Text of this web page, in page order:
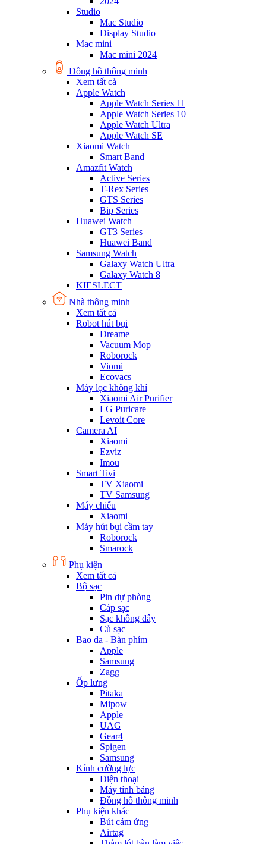
Studio
Mac Studio
Display Studio
Mac mini
Mac mini 2024
Đồng hồ thông minh
Xem tất cả
Apple Watch
Apple Watch Series 11
Apple Watch Series 10
Apple Watch Ultra
Apple Watch SE
Xiaomi Watch
Smart Band
Amazfit Watch
Active Series
T-Rex Series
GTS Series
Bip Series
Huawei Watch
GT3 Series
Huawei Band
Samsung Watch
Galaxy Watch Ultra
Galaxy Watch 8
KIESLECT
Nhà thông minh
Xem tất cả
Robot hút bụi
Dreame
Vacuum Mop
Roborock
Viomi
Ecovacs
Máy lọc không khí
Xiaomi Air Purifier
LG Puricare
Levoit Core
Camera AI
Xiaomi
Ezviz
Imou
Smart Tivi
TV Xiaomi
TV Samsung
Máy chiếu
Xiaomi
Máy hút bụi cầm tay
Roborock
Smarock
Phụ kiện
Xem tất cả
Bộ sạc
Pin dự phòng
Cáp sạc
Sạc không dây
Củ sạc
Bao da - Bàn phím
Apple
Samsung
Zagg
Ốp lưng
Pitaka
Mipow
Apple
UAG
Gear4
Spigen
Samsung
Kính cường lực
Điện thoại
Máy tính bảng
Đồng hồ thông minh
Phụ kiện khác
Bút cảm ứng
Airtag